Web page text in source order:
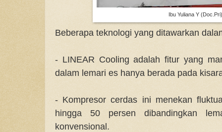
Ibu Yuliana Y
Beberapa teknologi yang ditawarkan
- LINEAR Cooling adalah fitur yang
dalam lemari es hanya berada pada
- Kompresor cerdas ini menekan
hingga 50 persen dibandingkan
konvensional.